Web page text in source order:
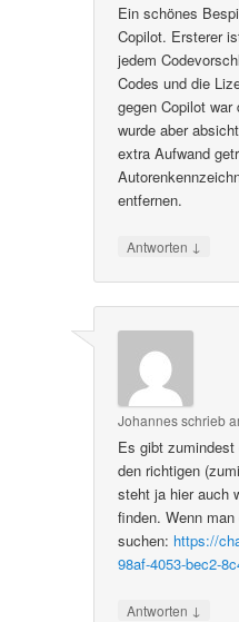
Ein schönes
Copilot. Ersterer
jedem
Codes und die
gegen Copilot
wurde aber
extra Aufwand
entfernen.
Antworten ↓
Johannesschrieb
Es gibt
den richtigen
steht ja hier auch
finden. Wenn
suchen: https://
98af-4053-bec2-
Antworten ↓